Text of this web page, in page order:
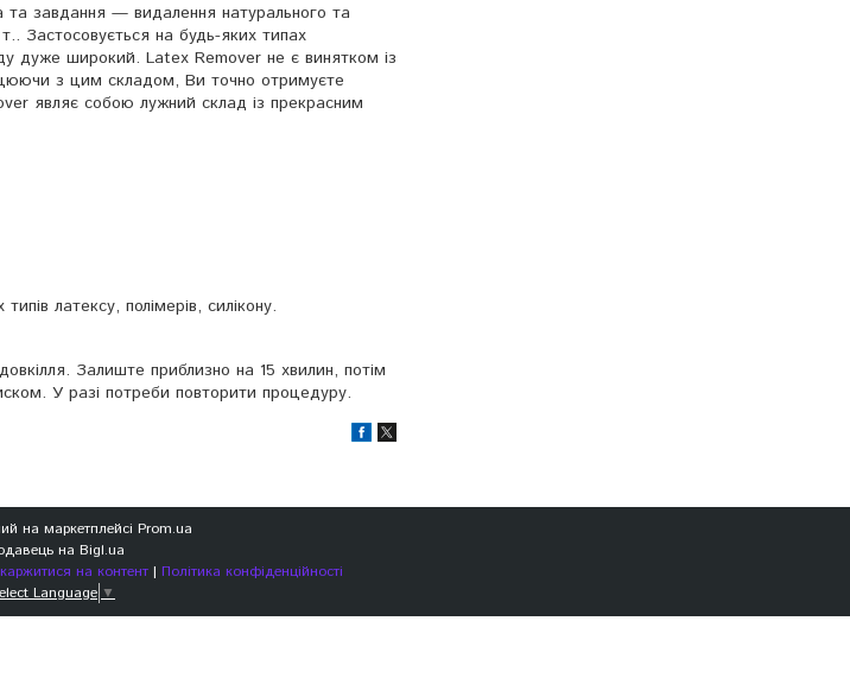
завдання — видалення натурального та
Застосовується на будь-яких типах
дуже широкий. Latex Remover не є винятком із
з цим складом, Ви точно отримуєте
являє собою лужний склад із прекрасним
латексу, полімерів, силікону.
Залиште приблизно на 15 хвилин, потім
У разі потреби повторити процедуру.
на маркетплейсі Prom.ua
на Bigl.ua
на контент | Політика конфіденційності
Language ▼